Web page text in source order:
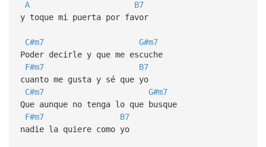
A
B7
y toque mi puerta por favor
C#m7
G#m7
Poder decirle y que me escuche
F#m7
B7
cuanto me gusta y sé que yo
C#m7
G#m7
Que aunque no tenga lo que busque
F#m7
B7
nadie la quiere como yo